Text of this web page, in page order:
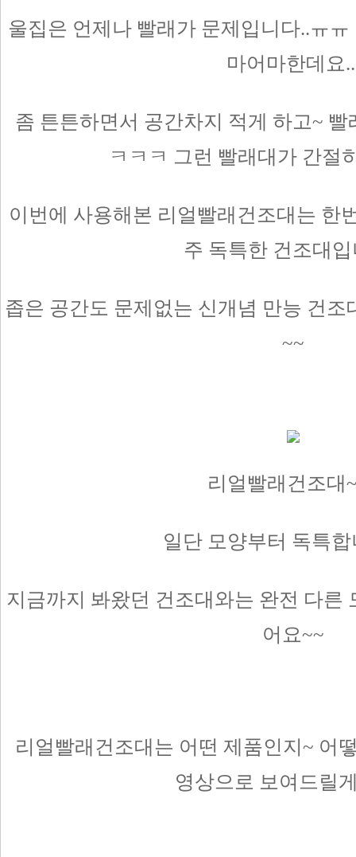
울집은 언제나 빨래가 문제입니다..ㅠ
마어마한데요
좀 튼튼하면서 공간차지 적게 하고~
ㅋㅋㅋ 그런 빨래대가 간절
이번에 사용해본 리얼빨래건조대는 한
주 독특한 건조대
좁은 공간도 문제없는 신개념 만능 건
~~
리얼빨래건조대
일단 모양부터 독특
지금까지 봐왔던 건조대와는 완전 다른
어요~~
리얼빨래건조대는 어떤 제품인지~ 어
영상으로 보여드릴